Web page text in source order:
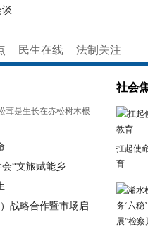
民生在线 法制关注
茸是生长在赤松树木根
“文旅赋能乡
战略合作暨市场启
社会
扛起使
育